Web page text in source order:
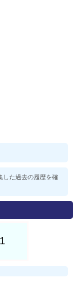
した過去の履歴を確